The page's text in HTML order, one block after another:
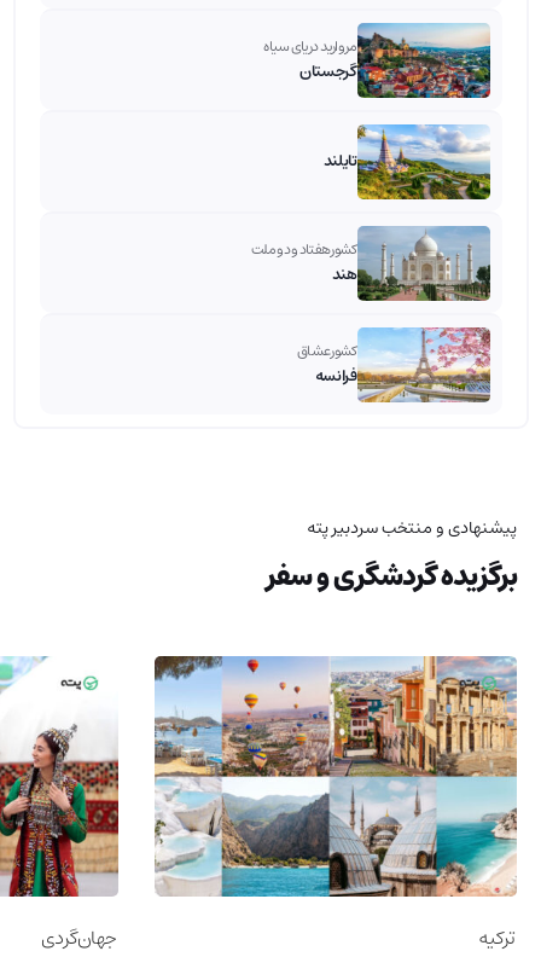
مروارید دریای سیاه
گرجستان
تایلند
کشور هفتاد و دو ملت
هند
کشور عشاق
فرانسه
پیشنهادی و منتخب سردبیر پته
برگزیده گردشگری و سفر
ترکیه جهان‌گردی